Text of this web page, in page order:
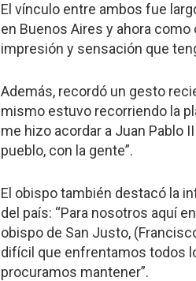
El vínculo entre ambos fue
en Buenos Aires y ahora
impresión y sensación que
Además, recordó un gesto
mismo estuvo recorriendo la
me hizo acordar a Juan Pablo
pueblo, con la gente”.
El obispo también destacó la
del país: “Para nosotros aquí
obispo de San Justo,
difícil que enfrentamos todos
procuramos mantener”.